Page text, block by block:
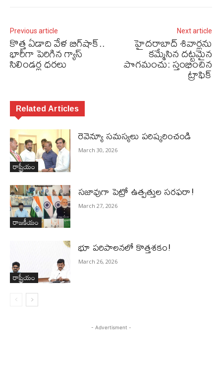
Previous article
కొత్త ఏడాది వేళ బిగ్‌షాక్..
భారీగా పెరిగిన గ్యాస్
సిలిండర్ల ధరలు
Next article
హైదరాబాద్ శివార్లను
కమ్మేసిన దట్టమైన
పొగమంచు: స్తంభించిన
ట్రాఫిక్
Related Articles
రాష్ట్రీయం
రెవెన్యూ సమస్యలు ప‌రిష్క‌రించండి
March 30, 2026
రాజకీయం
స‌జావుగా పెట్రో ఉత్ప‌త్తుల స‌ర‌ఫ‌రా!
March 27, 2026
రాష్ట్రీయం
భూ ప‌రిపాల‌న‌లో కొత్తశ‌కం!
March 26, 2026
- Advertisment -